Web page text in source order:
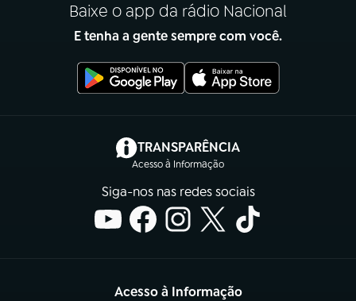
Baixe o app da rádio Nacional
E tenha a gente sempre com você.
TRANSPARÊNCIA
Acesso à Informação
(abre em nova aba)
Siga-nos nas redes sociais
Acesso à Informação